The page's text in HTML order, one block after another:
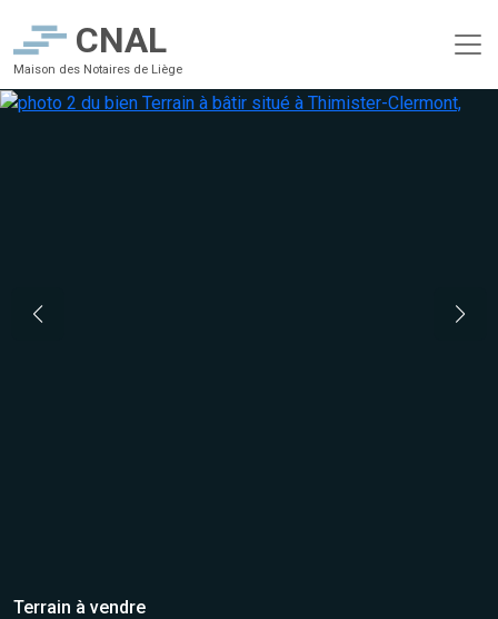
CNAL
Maison des Notaires de Liège
Terrain à vendre